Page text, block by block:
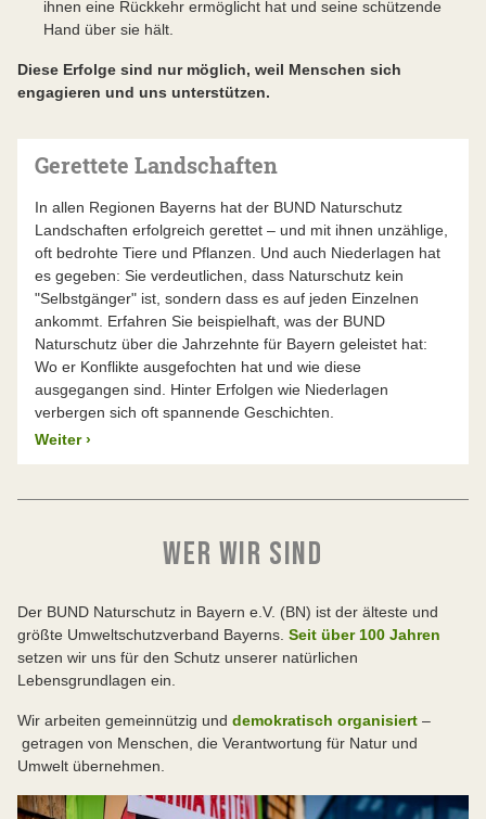
ihnen eine Rückkehr ermöglicht hat und seine schützende
Hand über sie hält.
Diese Erfolge sind nur möglich, weil Menschen sich
engagieren und uns unterstützen.
Gerettete Landschaften
In allen Regionen Bayerns hat der BUND Naturschutz
Landschaften erfolgreich gerettet – und mit ihnen unzählige,
oft bedrohte Tiere und Pflanzen. Und auch Niederlagen hat
es gegeben: Sie verdeutlichen, dass Naturschutz kein
"Selbstgänger" ist, sondern dass es auf jeden Einzelnen
ankommt. Erfahren Sie beispielhaft, was der BUND
Naturschutz über die Jahrzehnte für Bayern geleistet hat:
Wo er Konflikte ausgefochten hat und wie diese
ausgegangen sind. Hinter Erfolgen wie Niederlagen
verbergen sich oft spannende Geschichten.
Weiter ›
WER WIR SIND
Der BUND Naturschutz in Bayern e.V. (BN) ist der älteste und
größte Umweltschutzverband Bayerns. Seit über 100 Jahren
setzen wir uns für den Schutz unserer natürlichen
Lebensgrundlagen ein.
Wir arbeiten gemeinnützig und demokratisch organisiert –
getragen von Menschen, die Verantwortung für Natur und
Umwelt übernehmen.